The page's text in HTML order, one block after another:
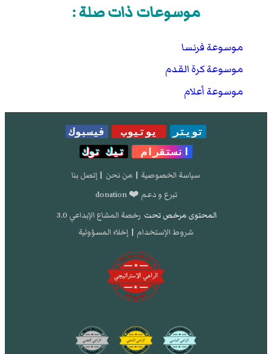
موسوعات ذات صلة :
موسوعة فرنسا
موسوعة كرة القدم
موسوعة أعلام
تويتر يوتيوب
فيسبوك
انستقرام
تيك توك
سياسة الخصوصية | من نحن | إتصل بنا
تبرع و دعم ❤️ donation
المحتوى مرخص تحت رخصة المشاع الإبداعي 3.0
شروط الإستخدام | إخلاء المسؤولية